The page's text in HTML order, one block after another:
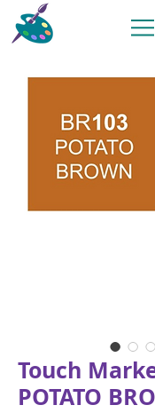
Touch
POTATO